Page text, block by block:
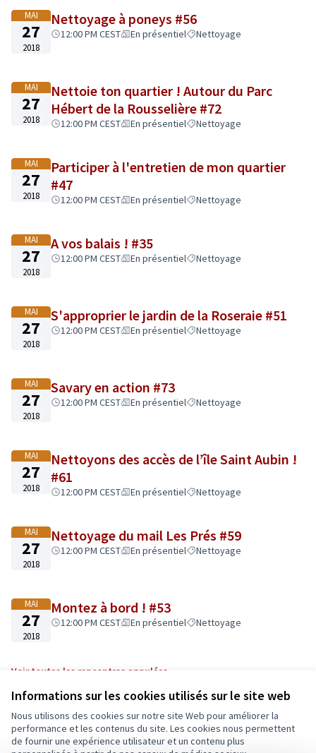
Informations sur les cookies utilisés sur le site web
Nous utilisons des cookies sur notre site Web pour améliorer la
performance et les contenus du site. Les cookies nous permettent
de fournir une expérience utilisateur et un contenu plus
MAI
27
2018
Nettoyage à poneys #56
12:00 PM CEST En présentiel Nettoyage
MAI
27
2018
Nettoie ton quartier ! Autour du Parc
Hébert de la Rousselière #72
12:00 PM CEST En présentiel Nettoyage
MAI
27
2018
Participer à l'entretien de mon quartier
#47
12:00 PM CEST En présentiel Nettoyage
MAI
27
2018
A vos balais ! #35
12:00 PM CEST En présentiel Nettoyage
MAI
27
2018
S'approprier le jardin de la Roseraie #51
12:00 PM CEST En présentiel Nettoyage
MAI
27
2018
Savary en action #73
12:00 PM CEST En présentiel Nettoyage
MAI
27
2018
Nettoyons des accès de l’île Saint Aubin !
#61
12:00 PM CEST En présentiel Nettoyage
MAI
27
2018
Nettoyage du mail Les Prés #59
12:00 PM CEST En présentiel Nettoyage
MAI
27
2018
Montez à bord ! #53
12:00 PM CEST En présentiel Nettoyage
Voir toutes les rencontres annulées
Conditions d'utilisation
Paramètres des cookies
Ecrivons Angers sur X
Ecrivons Angers sur Facebook